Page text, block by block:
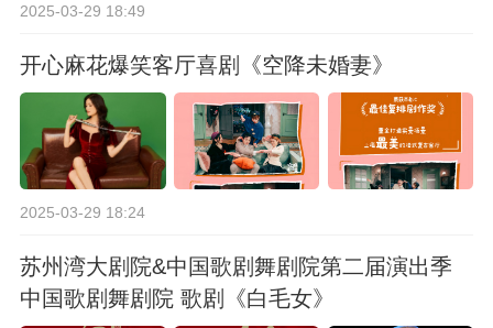
2025-03-29 18:49
开心麻花爆笑客厅喜剧《空降未婚妻》
2025-03-29 18:24
苏州湾大剧院&中国歌剧舞剧院第二届演出季
中国歌剧舞剧院 歌剧《白毛女》